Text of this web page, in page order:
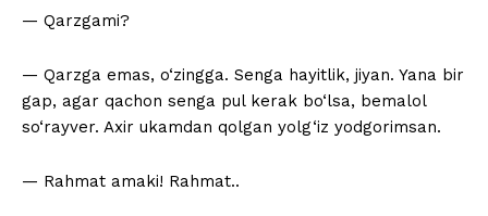
— Qarzgami?
— Qarzga emas, o‘zingga. Senga hayitlik, jiyan. Yana bir
gap, agar qachon senga pul kerak bo‘lsa, bemalol
so‘rayver. Axir ukamdan qolgan yolg‘iz yodgorimsan.
— Rahmat amaki! Rahmat..